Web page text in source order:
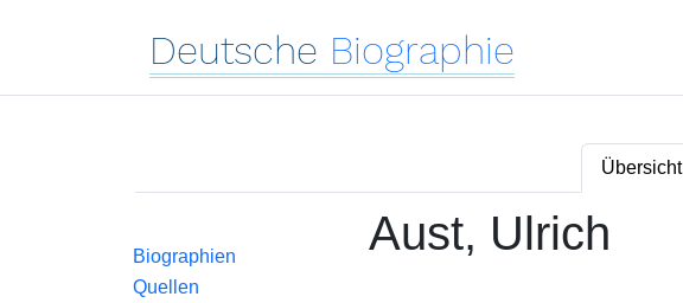
Deutsche Biographie
Übersicht
Biographien
Quellen
Aust, Ulrich